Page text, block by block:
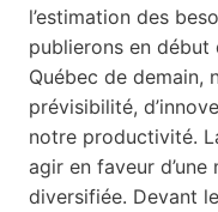
l’estimation des
publierons en début
Québec de demain,
prévisibilité,
notre productivité.
agir en faveur
diversifiée. Devant